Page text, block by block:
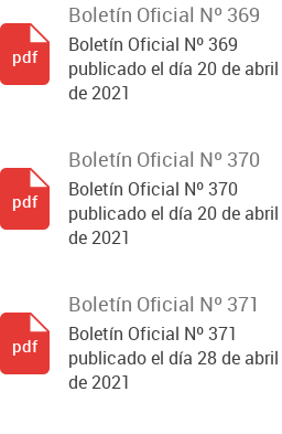
Boletín Oficial Nº 369
Boletín Oficial Nº 369
publicado el día 20 de abril
de 2021
pdf
Boletín Oficial Nº 370
Boletín Oficial Nº 370
publicado el día 20 de abril
de 2021
pdf
Boletín Oficial Nº 371
Boletín Oficial Nº 371
publicado el día 28 de abril
de 2021
pdf